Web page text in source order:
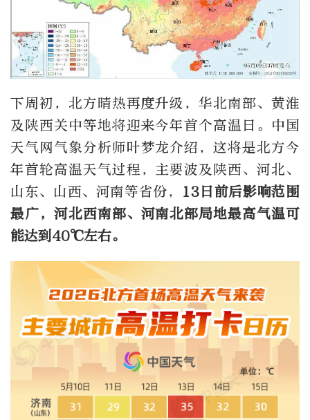
下周初，北方晴热再度升级，华北南部、黄淮
及陕西关中等地将迎来今年首个高温日。中国
天气网气象分析师叶梦龙介绍，这将是北方今
年首轮高温天气过程，主要波及陕西、河北、
山东、山西、河南等省份，
13日前后影响范围
最广，河北西南部、河南北部局地最高气温可
能达到40℃左右。